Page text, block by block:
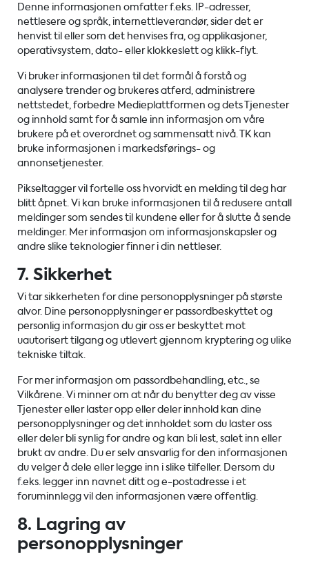
Denne informasjonen omfatter f.eks. IP-adresser,
nettlesere og språk, internettleverandør, sider det er
henvist til eller som det henvises fra, og applikasjoner,
operativsystem, dato- eller klokkeslett og klikk-flyt.
Vi bruker informasjonen til det formål å forstå og
analysere trender og brukeres atferd, administrere
nettstedet, forbedre Medieplattformen og dets Tjenester
og innhold samt for å samle inn informasjon om våre
brukere på et overordnet og sammensatt nivå. TK kan
bruke informasjonen i markedsførings- og
annonsetjenester.
Pikseltagger vil fortelle oss hvorvidt en melding til deg har
blitt åpnet. Vi kan bruke informasjonen til å redusere antall
meldinger som sendes til kundene eller for å slutte å sende
meldinger. Mer informasjon om informasjonskapsler og
andre slike teknologier finner i din nettleser.
7. Sikkerhet
Vi tar sikkerheten for dine personopplysninger på største
alvor. Dine personopplysninger er passordbeskyttet og
personlig informasjon du gir oss er beskyttet mot
uautorisert tilgang og utlevert gjennom kryptering og ulike
tekniske tiltak.
For mer informasjon om passordbehandling, etc., se
Vilkårene. Vi minner om at når du benytter deg av visse
Tjenester eller laster opp eller deler innhold kan dine
personopplysninger og det innholdet som du laster oss
eller deler bli synlig for andre og kan bli lest, salet inn eller
brukt av andre. Du er selv ansvarlig for den informasjonen
du velger å dele eller legge inn i slike tilfeller. Dersom du
f.eks. legger inn navnet ditt og e-postadresse i et
foruminnlegg vil den informasjonen være offentlig.
8. Lagring av
personopplysninger